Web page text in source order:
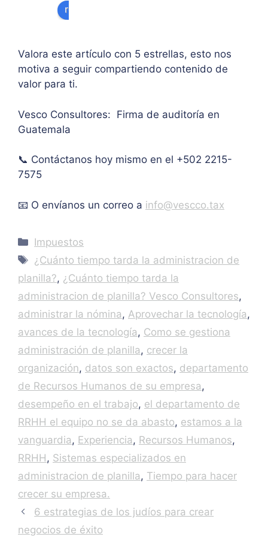
review us on
pers
onal.
o
máxi
IVA.
graci
Valora este artículo con 5 estrellas, esto nos
motiva a seguir compartiendo contenido de
valor para ti.
Vesco Consultores: Firma de auditoría en
Guatemala
📞 Contáctanos hoy mismo en el +502 2215-
7575
📧 O envíanos un correo a info@vescco.tax
Categories
Impuestos
Tags
¿Cuánto tiempo tarda la administracion de
planilla?, ¿Cuánto tiempo tarda la
administracion de planilla? Vesco Consultores,
administrar la nómina, Aprovechar la tecnología,
avances de la tecnología, Como se gestiona
administración de planilla, crecer la
organización, datos son exactos, departamento
de Recursos Humanos de su empresa,
desempeño en el trabajo, el departamento de
RRHH el equipo no se da abasto, estamos a la
vanguardia, Experiencia, Recursos Humanos,
RRHH, Sistemas especializados en
administracion de planilla, Tiempo para hacer
crecer su empresa.
6 estrategias de los judíos para crear
negocios de éxito